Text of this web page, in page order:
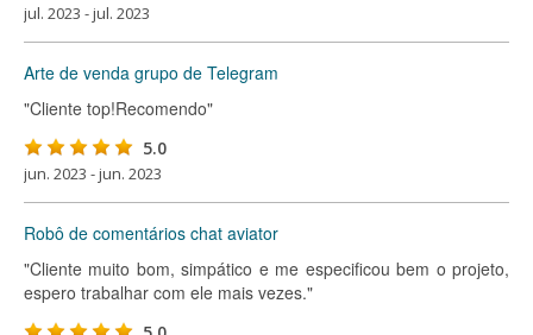
jul. 2023 - jul. 2023
Arte de venda grupo de Telegram
"Cliente top!Recomendo"
5.0
jun. 2023 - jun. 2023
Robô de comentários chat aviator
"Cliente muito bom, simpático e me especificou bem o projeto,
espero trabalhar com ele mais vezes."